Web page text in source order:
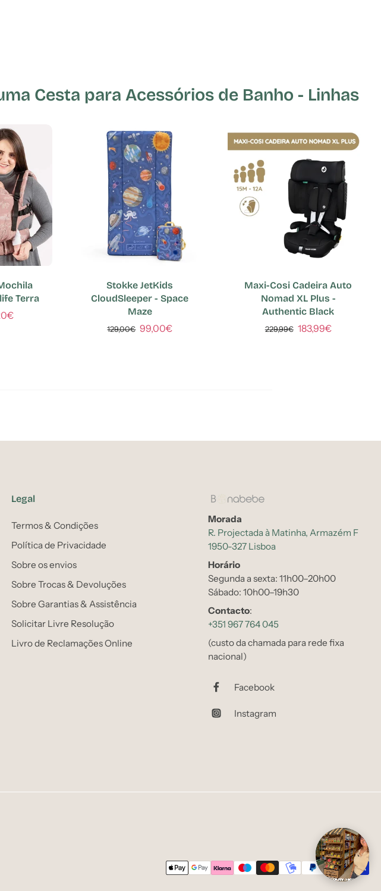
Cesta para Acessórios de Banho - Linhas
Terra
Stokke JetKids
CloudSleeper - Space
Maze
129,00€ 99,00€
Maxi-Cosi Cadeira Auto
Nomad XL Plus -
Authentic Black
229,99€ 183,99€
Legal
Termos & Condições
Política de Privacidade
Sobre os envios
Sobre Trocas & Devoluções
Sobre Garantias & Assistência
Solicitar Livre Resolução
Livro de Reclamações Online
Morada
R. Projectada à Matinha, Armazém F
1950-327 Lisboa
Horário
Segunda a sexta: 11h00–20h00
Sábado: 10h00–19h30
Contacto:
+351 967 764 045
(custo da chamada para rede fixa
nacional)
Facebook
Instagram